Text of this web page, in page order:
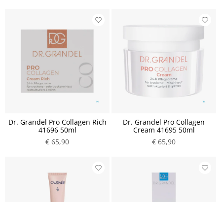
Dr. Grandel Pro Collagen Rich
41696 50ml
€ 65,90
Dr. Grandel Pro Collagen
Cream 41695 50ml
€ 65,90